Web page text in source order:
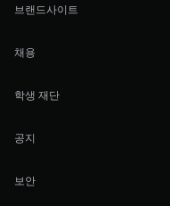
브랜드사이트
채용
학생 재단
공지
보안